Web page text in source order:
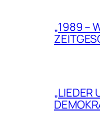
„1989 –
„LIEDER